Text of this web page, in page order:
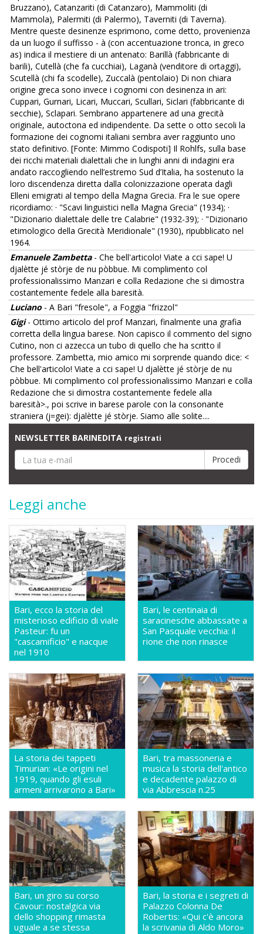
Bruzzano), Catanzariti (di Catanzaro), Mammoliti (di
Mammola), Palermiti (di Palermo), Taverniti (di Taverna).
Mentre queste desinenze esprimono, come detto, provenienza
da un luogo il suffisso - à (con accentuazione tronca, in greco
as) indica il mestiere di un antenato: Barillà (fabbricante di
barili), Cutellà (che fa cucchiai), Laganà (venditore di ortaggi),
Scutellà (chi fa scodelle), Zuccalà (pentolaio) Di non chiara
origine greca sono invece i cognomi con desinenza in ari:
Cuppari, Gurnari, Licari, Muccari, Scullari, Siclari (fabbricante di
secchie), Sclapari. Sembrano appartenere ad una grecità
originale, autoctona ed indipendente. Da sette o otto secoli la
formazione dei cognomi italiani sembra aver raggiunto uno
stato definitivo. [Fonte: Mimmo Codispoti] Il Rohlfs, sulla base
dei ricchi materiali dialettali che in lunghi anni di indagini era
andato raccogliendo nell’estremo Sud d’Italia, ha sostenuto la
loro discendenza diretta dalla colonizzazione operata dagli
Elleni emigrati al tempo della Magna Grecia. Fra le sue opere
ricordiamo: · "Scavi linguistici nella Magna Grecia" (1934); ·
"Dizionario dialettale delle tre Calabrie" (1932-39); · "Dizionario
etimologico della Grecità Meridionale" (1930), ripubblicato nel
1964.
Emanuele Zambetta- Che bell'articolo! Viate a cci sape! U
djalètte jé stòrje de nu pòbbue. Mi complimento col
professionalissimo Manzari e colla Redazione che si dimostra
costantemente fedele alla baresità.
Luciano- A Bari "fresole", a Foggia "frizzol"
Gigi- Ottimo articolo del prof Manzari, finalmente una grafia
corretta della lingua barese. Non capisco il commento del signo
Cutino, non ci azzecca un tubo di quello che ha scritto il
professore. Zambetta, mio amico mi sorprende quando dice: <
Che bell'articolo! Viate a cci sape! U djalètte jé stòrje de nu
pòbbue. Mi complimento col professionalissimo Manzari e colla
Redazione che si dimostra costantemente fedele alla
baresità>., poi scrive in barese parole con la consonante
straniera (j=gei): djalètte jé stòrje. Siamo alle solite....
NEWSLETTER BARINEDITA registrati
Leggi anche
Bari, ecco la storia del
misterioso edificio di viale
Pasteur: fu un
"cascamificio" e nacque
nel 1910
Bari, le centinaia di
saracinesche abbassate a
San Pasquale vecchia: il
rione che non rinasce
La storia dei tappeti
Timurian: «Le origini nel
1919, quando gli esuli
armeni arrivarono a Bari»
Bari, tra massoneria e
musica la storia dell'antico
e decadente palazzo di
via Abbrescia n.25
Bari, un giro su corso
Cavour: nostalgica via
dello shopping rimasta
uguale a se stessa
Bari, la storia e i segreti di
Palazzo Colonna De
Robertis: «Qui c'è ancora
la scrivania di Aldo Moro»